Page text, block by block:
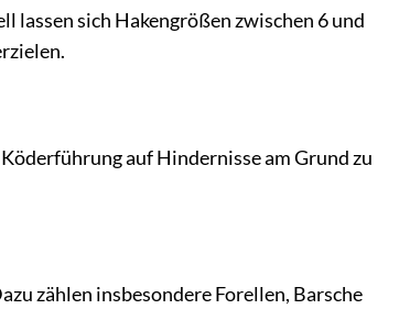
lassen sich Hakengrößen zwischen 6 und
auf Hindernisse am Grund zu
zählen insbesondere Forellen, Barsche